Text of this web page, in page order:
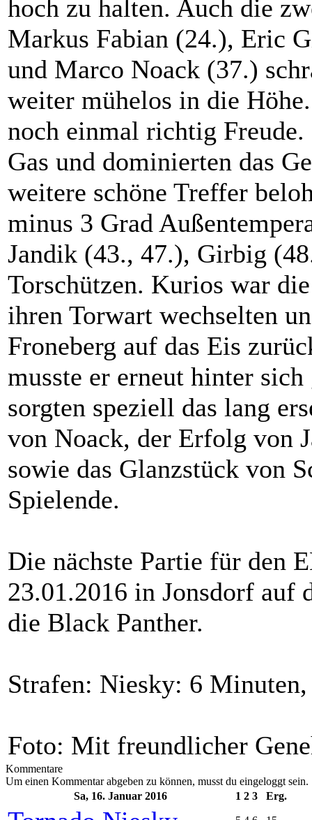
hoch zu halten. Auch die
Markus Fabian (24.), Eric
und Marco Noack (37.)
weiter mühelos in die
noch einmal richtig
Gas und dominierten das
weitere schöne Treffer
minus 3 Grad
Jandik (43., 47.), Girbig
Torschützen. Kurios war
ihren Torwart wechselten
Froneberg auf das Eis
musste er erneut hinter
sorgten speziell das lang
von Noack, der Erfolg von
sowie das Glanzstück von
Spielende.
Die nächste Partie für den
23.01.2016 in Jonsdorf auf
die Black Panther.
Strafen: Niesky: 6
Foto: Mit freundlicher
Kommentare
Um einen Kommentar abgeben zu können, musst du eingeloggt sein.
Sa, 16. Januar 2016
1 2 3 Erg.